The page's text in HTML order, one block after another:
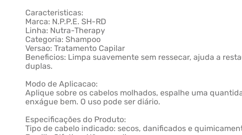
Caracteristicas:
Marca: N.P.P.E. SH-RD
Linha: Nutra-Therapy
Categoria: Shampoo
Versao: Tratamento Capilar
Beneficios: Limpa suavemente sem ressecar, ajuda a
duplas.
Modo de Aplicacao:
Aplique sobre os cabelos molhados, espalhe uma
enxágue bem. O uso pode ser diário.
Especificações do Produto:
Tipo de cabelo indicado: secos, danificados e